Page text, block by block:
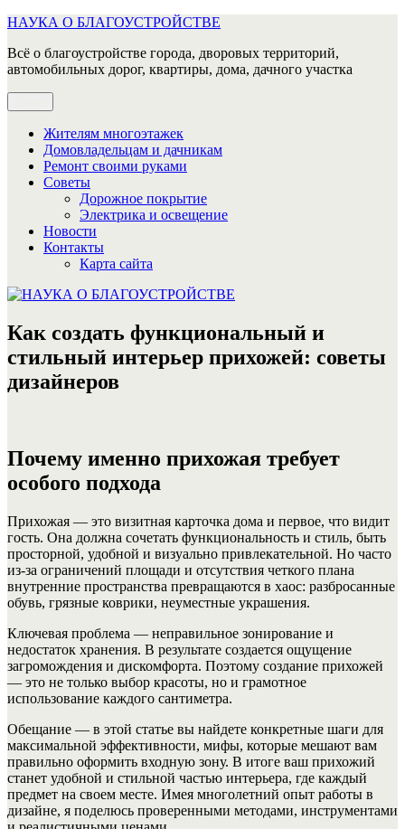
Перейти
содержимому
НАУКА О БЛАГОУСТРОЙСТВЕ
Всё о благоустройстве города, дворовых территорий,
автомобильных дорог, квартиры, дома, дачного участка
Жителям многоэтажек
Домовладельцам и дачникам
Ремонт своими руками
Советы
Дорожное покрытие
Электрика и освещение
Новости
Контакты
Карта сайта
Как создать функциональный и
стильный интерьер прихожей: советы
дизайнеров
Почему именно прихожая требует
особого подхода
Прихожая — это визитная карточка дома и первое, что видит
гость. Она должна сочетать функциональность и стиль, быть
просторной, удобной и визуально привлекательной. Но часто
из-за ограничений площади и отсутствия четкого плана
внутренние пространства превращаются в хаос: разбросанные
обувь, грязные коврики, неуместные украшения.
Ключевая проблема — неправильное зонирование и
недостаток хранения. В результате создается ощущение
загромождения и дискомфорта. Поэтому создание прихожей
— это не только выбор красоты, но и грамотное
использование каждого сантиметра.
Обещание — в этой статье вы найдете конкретные шаги для
максимальной эффективности, мифы, которые мешают вам
правильно оформить входную зону. В итоге ваш прихожий
станет удобной и стильной частью интерьера, где каждый
предмет на своем месте. Имея многолетний опыт работы в
дизайне, я поделюсь проверенными методами, инструментами